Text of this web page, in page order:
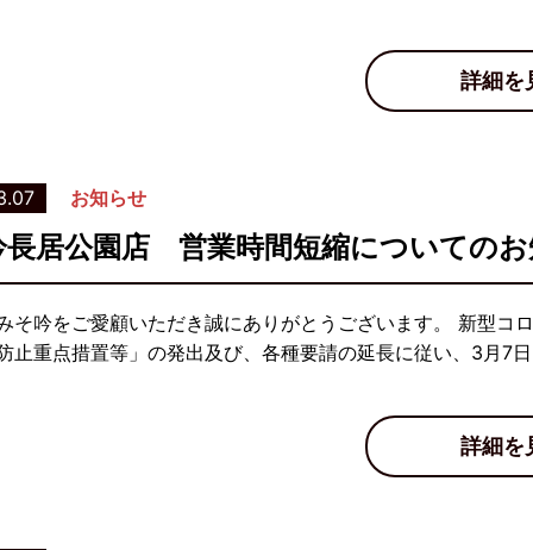
詳細を
お知らせ
長居公園店 営業時間短縮についての
そ吟をご愛顧いただき誠にありがとうございます。 新型コ
止重点措置等」の発出及び、各種要請の延長に従い、3月7
詳細を